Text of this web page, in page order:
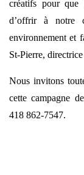
créatifs pour
d’offrir à notre
environnement et
St-Pierre,
Nous invitons
cette campagne
418 862-7547.